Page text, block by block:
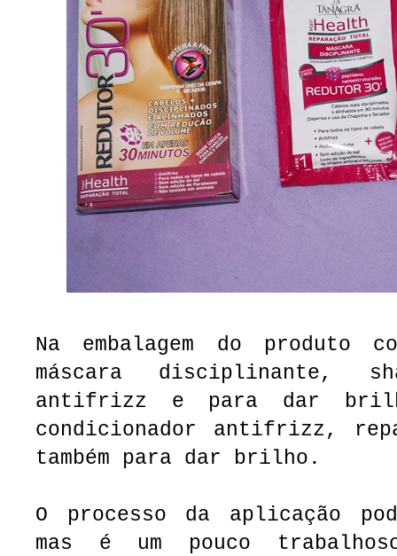
Na embalagem do produto
máscara disciplinante,
antifrizz e para dar
condicionador antifrizz,
também para dar brilho.
O processo da aplicação
mas é um pouco